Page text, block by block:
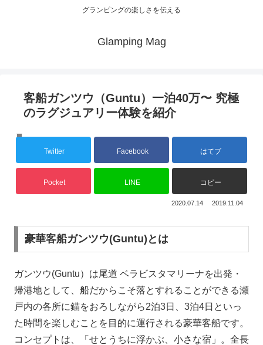
グランピングの楽しさを伝える
Glamping Mag
客船ガンツウ（Guntu）一泊40万〜 究極
のラグジュアリー体験を紹介
Twitter Facebook はてブ
Pocket LINE コピー
2020.07.14 2019.11.04
豪華客船ガンツウ(Guntu)とは
ガンツウ(Guntu）は尾道 ベラビスタマリーナを出発・
帰港地として、船だからこそ落とすれることができる瀬
戸内の各所に錨をおろしながら2泊3日、3泊4日といっ
た時間を楽しむことを目的に運行される豪華客船です。
コンセプトは、「せとうちに浮かぶ、小さな宿」。全長